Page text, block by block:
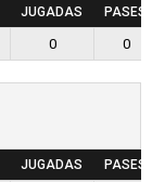
JUGADAS PASES
0 0
JUGADAS PASES